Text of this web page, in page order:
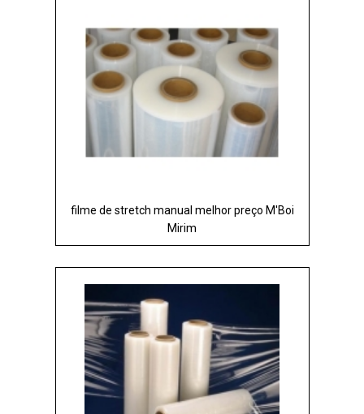
filme de stretch manual melhor preço M'Boi
Mirim